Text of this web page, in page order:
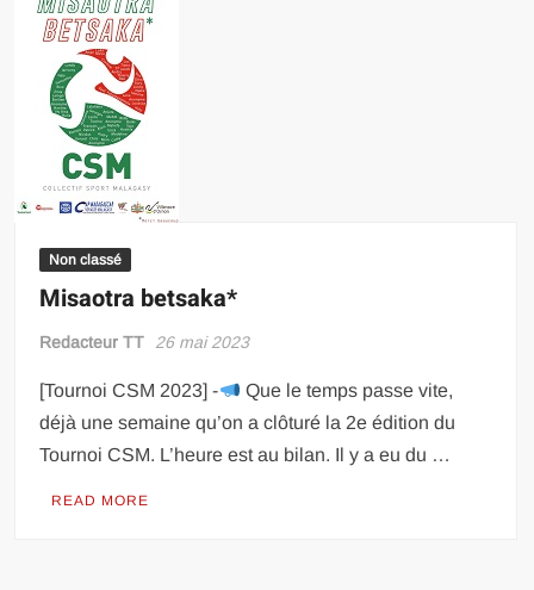
Non classé
Misaotra betsaka*
Redacteur TT 26 mai 2023
[Tournoi CSM 2023] -
Que le temps passe vite,
déjà une semaine qu’on a clôturé la 2e édition du
Tournoi CSM. L’heure est au bilan. Il y a eu du …
READ MORE